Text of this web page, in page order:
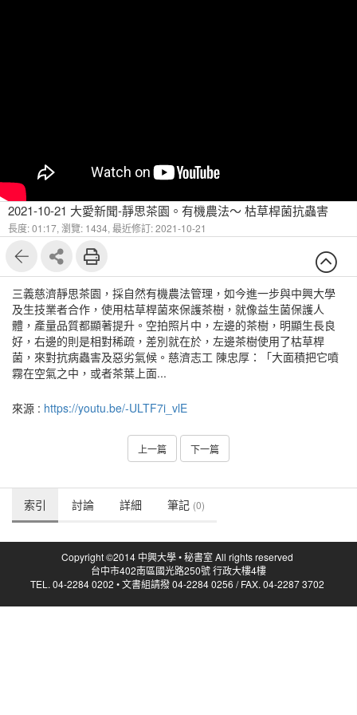
2021-10-21 大愛新聞-靜思茶園。有機農法～ 枯草桿菌抗蟲害
長度: 01:17, 瀏覽: 1434, 最近修訂: 2021-10-21
三義慈濟靜思茶園，採自然有機農法管理，如今進一步與中興大學
及生技業者合作，使用枯草桿菌來保護茶樹，就像益生菌保護人
體，產量品質都顯著提升。空拍照片中，左邊的茶樹，明顯生長良
好，右邊的則是相對稀疏，差別就在於，左邊茶樹使用了枯草桿
菌，來對抗病蟲害及惡劣氣候。慈濟志工 陳忠厚：「大面積把它噴
霧在空氣之中，或者茶葉上面...
來源 : https://youtu.be/-ULTF7i_vlE
上一篇 下一篇
索引 討論 詳細 筆記 (0)
Copyright ©2014 中興大學 • 秘書室 All rights reserved
台中市402南區國光路250號 行政大樓4樓
TEL. 04-2284 0202 • 文書組請撥 04-2284 0256 / FAX. 04-2287 3702